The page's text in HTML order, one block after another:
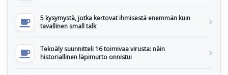
5 kysymystä, jotka kertovat ihmisestä enemmän kuin
tavallinen small talk
Tekoäly suunnitteli 16 toimivaa virusta: näin
historiallinen läpimurto onnistui